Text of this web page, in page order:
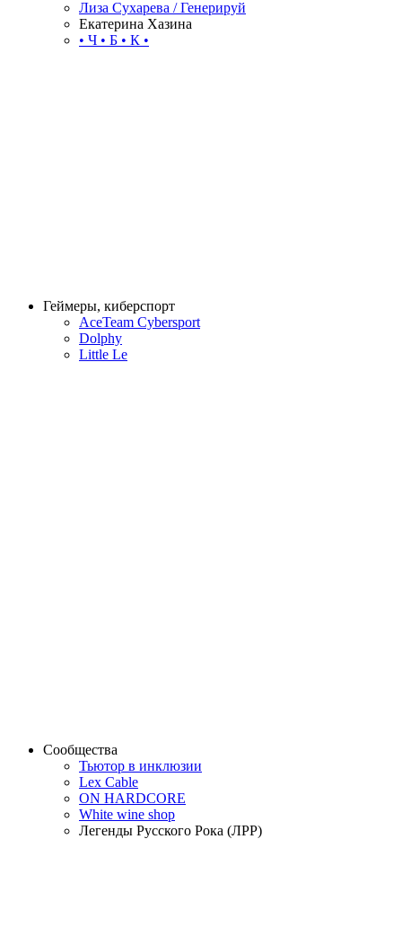
Лиза Сухарева / Генерируй
Екатерина Хазина
• Ч • Б • К •
Геймеры, киберспорт
AceTeam Cybersport
Dolphy
Little Le
Сообщества
Тьютор в инклюзии
Lex Cable
ON HARDCORE
White wine shop
Легенды Русского Рока (ЛРР)